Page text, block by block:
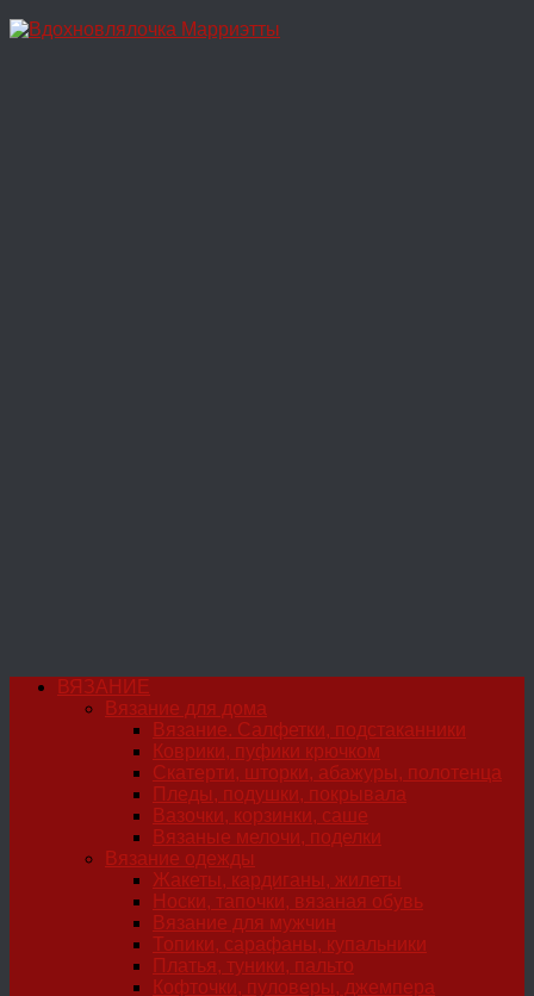
Перейти
ВЯЗАНИЕ
Вязание для дома
Вязание. Салфетки, подстаканники
Коврики, пуфики крючком
Скатерти, шторки, абажуры, полотенца
Пледы, подушки, покрывала
Вазочки, корзинки, саше
Вязаные мелочи, поделки
Вязание одежды
Жакеты, кардиганы, жилеты
Носки, тапочки, вязаная обувь
Вязание для мужчин
Топики, сарафаны, купальники
Платья, туники, пальто
Кофточки, пуловеры, джемпера